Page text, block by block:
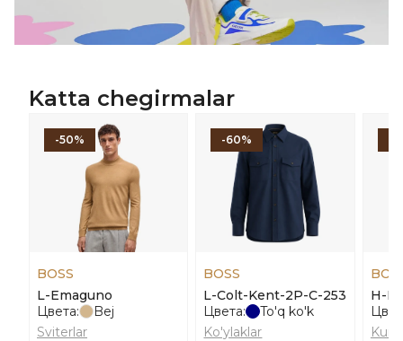
Katta chegirmalar
-50%
BOSS
L-Emaguno
Цвета:
Bej
Sviterlar
-60%
BOSS
L-Colt-Kent-2P-C-253
Цвета:
To'q ko'k
Ko'ylaklar
H-